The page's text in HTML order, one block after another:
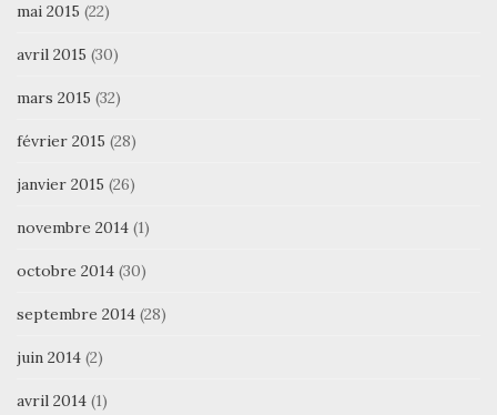
mai 2015 (22)
avril 2015 (30)
mars 2015 (32)
février 2015 (28)
janvier 2015 (26)
novembre 2014 (1)
octobre 2014 (30)
septembre 2014 (28)
juin 2014 (2)
avril 2014 (1)